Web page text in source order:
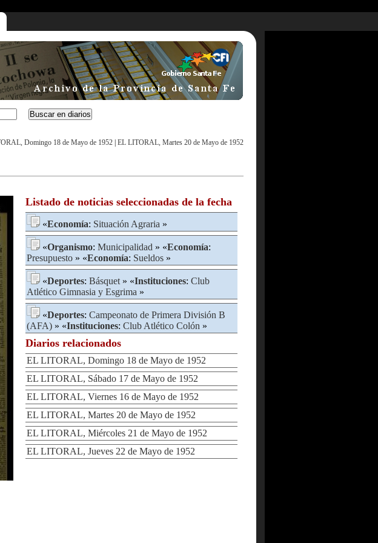
Domingo 18 de Mayo de 1952 EL LITORAL, Martes 20 de Mayo de 1952
Listado de noticias seleccionadas de la fecha
«Economía: Situación Agraria »
«Organismo: Municipalidad » «Economía:
Presupuesto » «Economía: Sueldos »
«Deportes: Básquet » «Instituciones: Club
Atlético Gimnasia y Esgrima »
«Deportes: Campeonato de Primera División B
(AFA) » «Instituciones: Club Atlético Colón »
Diarios relacionados
EL LITORAL, Domingo 18 de Mayo de 1952
EL LITORAL, Sábado 17 de Mayo de 1952
EL LITORAL, Viernes 16 de Mayo de 1952
EL LITORAL, Martes 20 de Mayo de 1952
EL LITORAL, Miércoles 21 de Mayo de 1952
EL LITORAL, Jueves 22 de Mayo de 1952